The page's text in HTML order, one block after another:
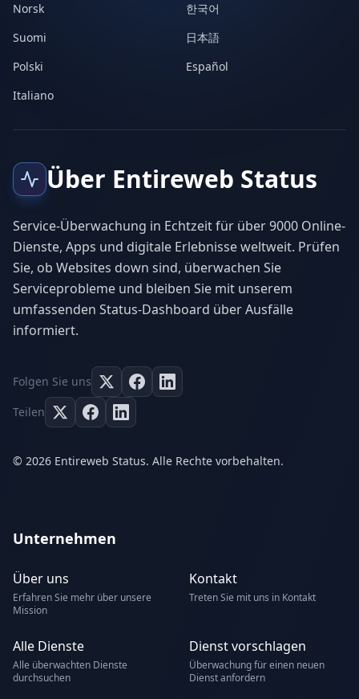
Norsk
한국어
Suomi
日本語
Polski
Español
Italiano
Über Entireweb Status
Service-Überwachung in Echtzeit für über 9000 Online-
Dienste, Apps und digitale Erlebnisse weltweit. Prüfen
Sie, ob Websites down sind, überwachen Sie
Serviceprobleme und bleiben Sie mit unserem
umfassenden Status-Dashboard über Ausfälle
informiert.
Folgen Sie uns
Teilen
© 2026 Entireweb Status. Alle Rechte vorbehalten.
Unternehmen
Über uns
Erfahren Sie mehr über unsere
Mission
Kontakt
Treten Sie mit uns in Kontakt
Alle Dienste
Alle überwachten Dienste
durchsuchen
Dienst vorschlagen
Überwachung für einen neuen
Dienst anfordern